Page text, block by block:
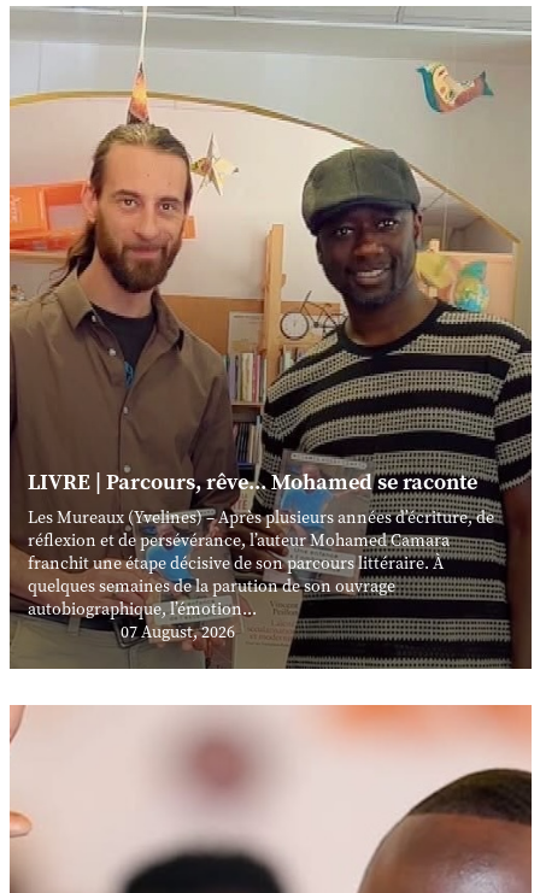
LIVRE | Parcours, rêve... Mohamed se raconte
Les Mureaux (Yvelines) – Après plusieurs années d’écriture, de
réflexion et de persévérance, l’auteur Mohamed Camara
franchit une étape décisive de son parcours littéraire. À
quelques semaines de la parution de son ouvrage
autobiographique, l’émotion...
07 August, 2026